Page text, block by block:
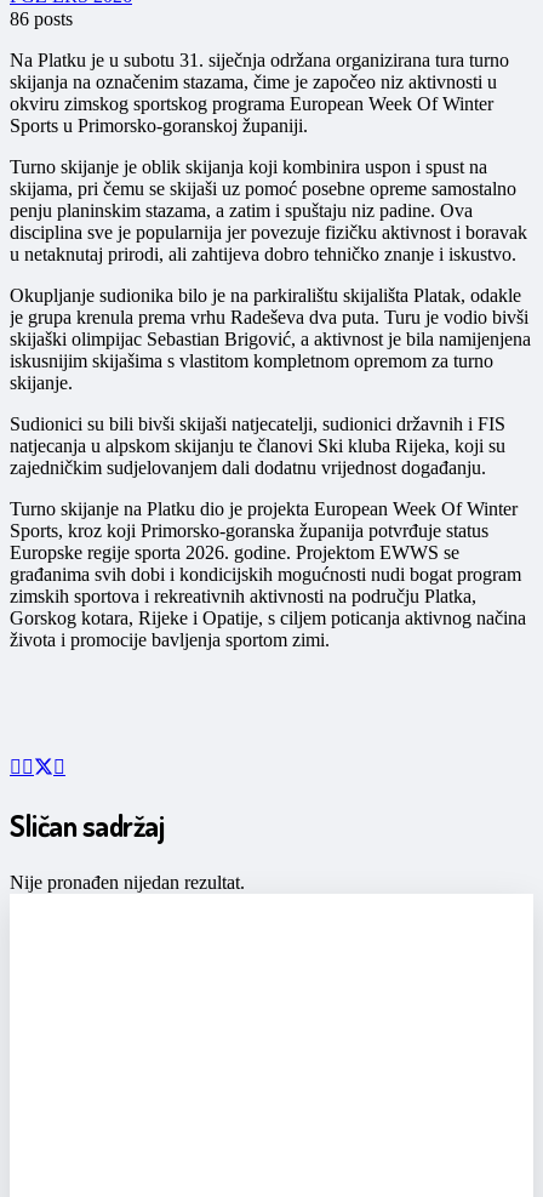
86 posts
Na Platku je u subotu 31. siječnja održana organizirana tura turno
skijanja na označenim stazama, čime je započeo niz aktivnosti u
okviru zimskog sportskog programa European Week Of Winter
Sports u Primorsko-goranskoj županiji.
Turno skijanje je oblik skijanja koji kombinira uspon i spust na
skijama, pri čemu se skijaši uz pomoć posebne opreme samostalno
penju planinskim stazama, a zatim i spuštaju niz padine. Ova
disciplina sve je popularnija jer povezuje fizičku aktivnost i boravak
u netaknutaj prirodi, ali zahtijeva dobro tehničko znanje i iskustvo.
Okupljanje sudionika bilo je na parkiralištu skijališta Platak, odakle
je grupa krenula prema vrhu Radeševa dva puta. Turu je vodio bivši
skijaški olimpijac Sebastian Brigović, a aktivnost je bila namijenjena
iskusnijim skijašima s vlastitom kompletnom opremom za turno
skijanje.
Sudionici su bili bivši skijaši natjecatelji, sudionici državnih i FIS
natjecanja u alpskom skijanju te članovi Ski kluba Rijeka, koji su
zajedničkim sudjelovanjem dali dodatnu vrijednost događanju.
Turno skijanje na Platku dio je projekta European Week Of Winter
Sports, kroz koji Primorsko-goranska županija potvrđuje status
Europske regije sporta 2026. godine. Projektom EWWS se
građanima svih dobi i kondicijskih mogućnosti nudi bogat program
zimskih sportova i rekreativnih aktivnosti na području Platka,
Gorskog kotara, Rijeke i Opatije, s ciljem poticanja aktivnog načina
života i promocije bavljenja sportom zimi.
Sličan sadržaj
Nije pronađen nijedan rezultat.